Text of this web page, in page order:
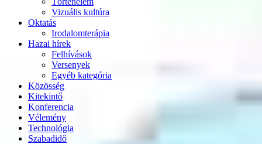
Vizuális kultúra
Oktatás
Irodalomterápia
Hazai hírek
Felhívások
Versenyek
Egyéb kategória
Közösség
Kitekintő
Konferencia
Vélemény
Technológia
Szabadidő